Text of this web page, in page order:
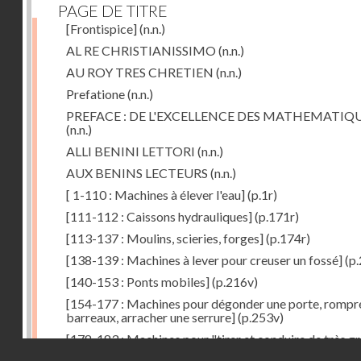
PAGE DE TITRE
[Frontispice](n.n.)
AL RE CHRISTIANISSIMO (n.n.)
AU ROY TRES CHRETIEN (n.n.)
Prefatione(n.n.)
PREFACE : DE L'EXCELLENCE DES
(n.n.)
ALLI BENINI LETTORI (n.n.)
AUX BENINS LECTEURS (n.n.)
[ 1-110 : Machines à élever l'eau](p.1r)
[111-112 : Caissons hydrauliques](p.171r)
[113-137 : Moulins, scieries, forges](p.174r)
[138-139 : Machines à lever pour creuser un fossé]
[140-153 : Ponts mobiles](p.216v)
[154-177 : Machines pour dégonder une porte,
barreaux, arracher une serrure](p.253v)
[178-183 : Machines pour "tirer et conduire de très